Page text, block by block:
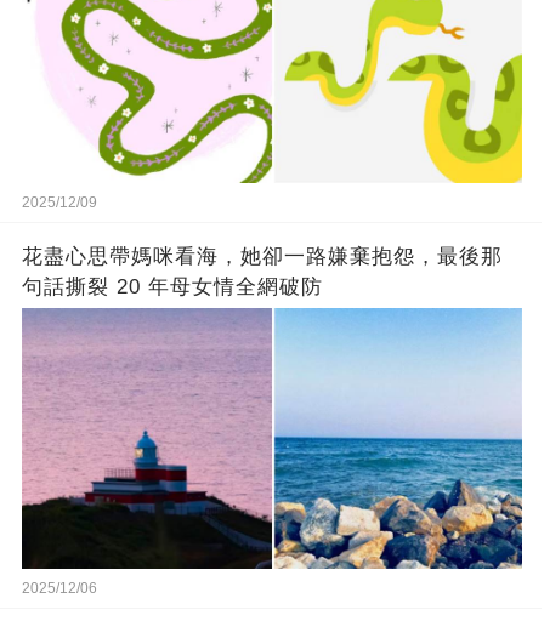
2025/12/09
花盡心思帶媽咪看海，她卻一路嫌棄抱怨，最後那
句話撕裂 20 年母女情全網破防
2025/12/06